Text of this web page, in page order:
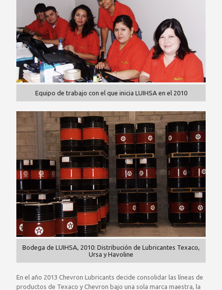
Equipo de trabajo con el que inicia LUIHSA en el 2010
Bodega de LUIHSA, 2010: Distribución de Lubricantes Texaco,
Ursa y Havoline
En el año 2013 Chevron Lubricants decide consolidar las líneas de
productos de Texaco y Chevron bajo una sola marca maestra, la